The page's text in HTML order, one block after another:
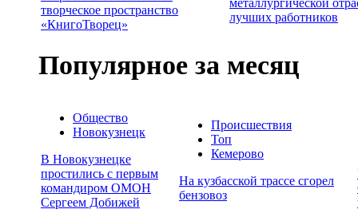
творческое пространство
«КнигоТворец»
лучших работников
Популярное за месяц
Общество
Новокузнецк
В Новокузнецке
простились с первым
командиром ОМОН
Сергеем Добижей
Происшествия
Топ
Кемерово
На кузбасской трассе сгорел
бензовоз